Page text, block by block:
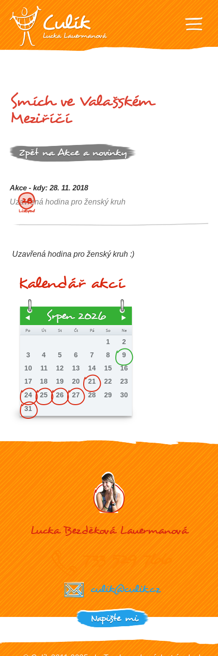
Smích ve Valašském
Meziříčí
Zpět na Akce a novinky
28.
Listopad
Akce - kdy: 28. 11. 2018
Uzavřená hodina pro ženský kruh
Uzavřená hodina pro ženský kruh :)
Kalendář akcí
Srpen 2026
1
2
3
4 5 6 7 8
9
10
11 12 13 14 15
16
17
18 19 20 21 22
23
24
25 26 27 28 29
30
31
Lucka Bezděková Lauermanová
733 529 766
culik@culik.cz
Napište mi